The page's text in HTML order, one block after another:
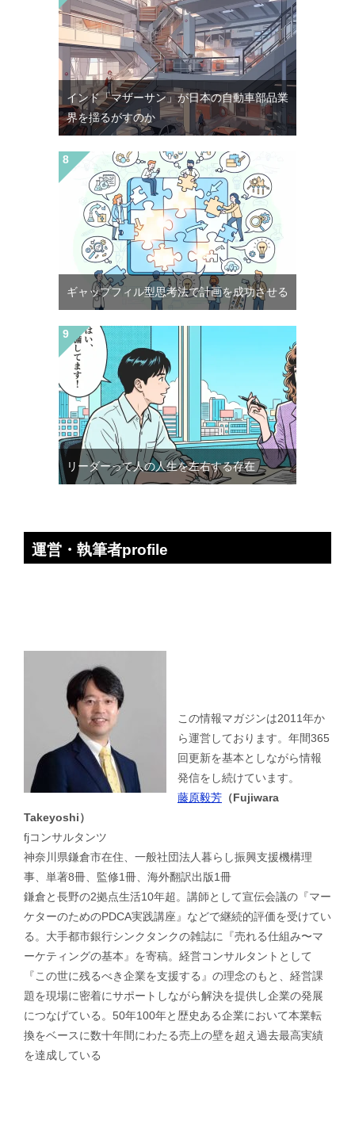
インド「マザーサン」が日本の自動車部品業
界を揺るがすのか
ギャップフィル型思考法で計画を成功させる
リーダーって人の人生を左右する存在
運営・執筆者profile
この情報マガジンは2011年か
ら運営しております。年間365
回更新を基本としながら情報
発信をし続けています。
藤原毅芳 （Fujiwara
Takeyoshi）
fjコンサルタンツ
神奈川県鎌倉市在住、一般社団法人暮らし振興支援機構理
事、単著8冊、監修1冊、海外翻訳出版1冊
鎌倉と長野の2拠点生活10年超。講師として宣伝会議の『マー
ケターのためのPDCA実践講座』などで継続的評価を受けてい
る。大手都市銀行シンクタンクの雑誌に『売れる仕組み〜マ
ーケティングの基本』を寄稿。経営コンサルタントとして
『この世に残るべき企業を支援する』の理念のもと、経営課
題を現場に密着にサポートしながら解決を提供し企業の発展
につなげている。50年100年と歴史ある企業において本業転
換をベースに数十年間にわたる売上の壁を超え過去最高実績
を達成している